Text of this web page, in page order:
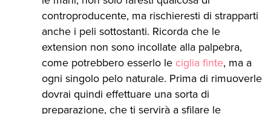
controproducente, ma rischieresti di strapparti
anche i peli sottostanti. Ricorda che le
extension non sono incollate alla palpebra,
come potrebbero esserlo le ciglia finte, ma a
ogni singolo pelo naturale. Prima di rimuoverle
dovrai quindi effettuare una sorta di
preparazione, che ti servirà a sfilare le